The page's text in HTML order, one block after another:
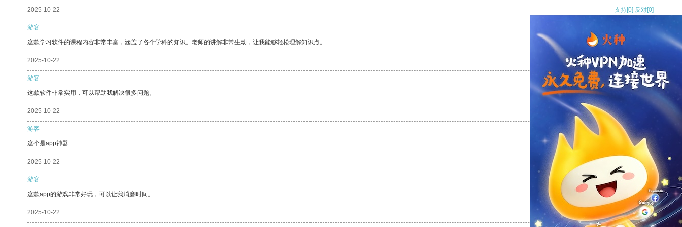
2025-10-22 支持[0] 反对[0]
游客
这款学习软件的课程内容非常丰富，涵盖了各个学科的知识。老师的讲解非常生动，让我能够轻松理解知识点。
2025-10-22 支持[0] 反对
游客
这款软件非常实用，可以帮助我解决很多问题。
2025-10-22 支持
游客
这个是app神器
2025-10-22 反对 [0]
游客
这款app的游戏非常好玩，可以让我消磨时间。
2025-10-22 支持[0] 反对[0]